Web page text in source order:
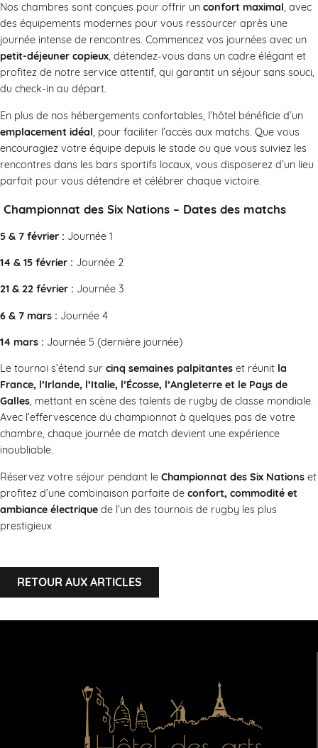
Nos chambres sont conçues pour offrir un confort maximal, avec
des équipements modernes pour vous ressourcer après une
journée intense de rencontres. Commencez vos journées avec un
petit-déjeuner copieux, détendez-vous dans un cadre élégant et
profitez de notre service attentif, qui garantit un séjour sans souci,
du check-in au départ.
En plus de nos hébergements confortables, l’hôtel bénéficie d’un
emplacement idéal, pour faciliter l’accès aux matchs. Que vous
encouragiez votre équipe depuis le stade ou que vous suiviez les
rencontres dans les bars sportifs locaux, vous disposerez d’un lieu
parfait pour vous détendre et célébrer chaque victoire.
Championnat des Six Nations – Dates des matchs
5 & 7 février : Journée 1
14 & 15 février : Journée 2
21 & 22 février : Journée 3
6 & 7 mars : Journée 4
14 mars : Journée 5 (dernière journée)
Le tournoi s’étend sur cinq semaines palpitantes et réunit la
France, l’Irlande, l’Italie, l’Écosse, l’Angleterre et le Pays de
Galles, mettant en scène des talents de rugby de classe mondiale.
Avec l’effervescence du championnat à quelques pas de votre
chambre, chaque journée de match devient une expérience
inoubliable.
Réservez votre séjour pendant le Championnat des Six Nations et
profitez d’une combinaison parfaite de confort, commodité et
ambiance électrique de l’un des tournois de rugby les plus
prestigieux
RETOUR AUX ARTICLES